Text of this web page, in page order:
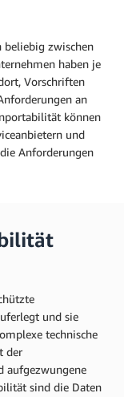
zwischen
haben je
Vorschriften
an
können
und
Anforderungen
und sie
technische
der
aufgezwungene
sind die Daten